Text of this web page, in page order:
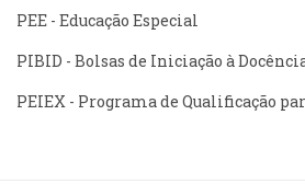
PEE - Educação Especial
PIBID - Bolsas de Iniciação à
PEIEX - Programa de Qualificação